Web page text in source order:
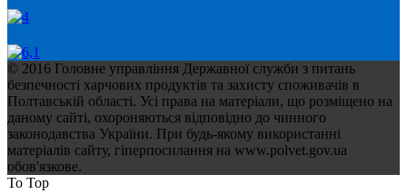
© 2016 Головне управління Державної служби з питань
безпечності харчових продуктів та захисту споживачів в
Полтавській області. Усі права на матеріали, що розміщено на
даному сайті, охороняються відповідно до чинного
законодавства України. При будь-якому використанні
матеріалів сайту, гіперпосилання на www.polvet.gov.ua
обов'язкове.
To Top